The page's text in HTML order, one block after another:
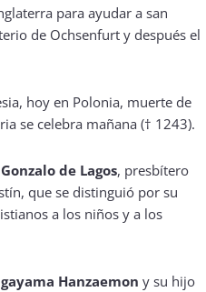
para ayudar a san
de Ochsenfurt y después el
hoy en Polonia, muerte de
se celebra mañana († 1243).
Gonzalo de Lagos, presbítero
que se distinguió por su
a los niños y a los
Hanzaemon y su hijo